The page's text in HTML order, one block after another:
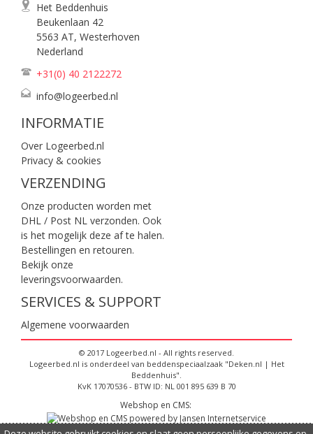
Het Beddenhuis
Beukenlaan 42
5563 AT, Westerhoven
Nederland
+31(0) 40 2122272
info@logeerbed.nl
INFORMATIE
Over Logeerbed.nl
Privacy & cookies
VERZENDING
Onze producten worden met
DHL / Post NL verzonden. Ook
is het mogelijk deze af te halen.
Bestellingen en retouren.
Bekijk onze
leveringsvoorwaarden.
SERVICES & SUPPORT
Algemene voorwaarden
© 2017 Logeerbed.nl - All rights reserved.
Logeerbed.nl is onderdeel van beddenspeciaalzaak "Deken.nl | Het
Beddenhuis".
KvK 17070536 - BTW ID: NL 001 895 639 B 70
Webshop en CMS: